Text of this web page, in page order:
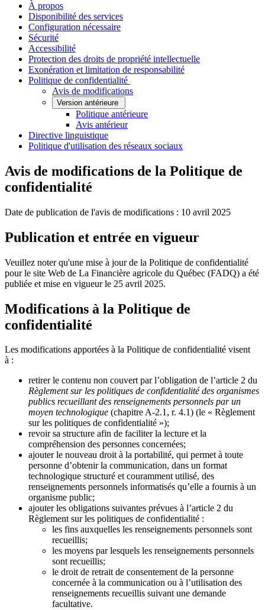
À propos
Disponibilité des services
Configuration nécessaire
Sécurité
Accessibilité
Protection des droits de propriété intellectuelle
Exonération et limitation de responsabilité
­Politique de confidentialité
Avis de modifications
Version antérieure
Politique antérieure
Avis antérieur
Directive linguistique
Politique d'utilisation des réseaux sociaux
Avis de modifications de la Politique de
confidentialité
Date de publication de l'avis de modifications : 10 avril 2025
Publication et entrée en vigueur
Veuillez noter qu'une mise à jour de la Politique de confidentialité
pour le site Web de La Financière agricole du Québec (FADQ) a été
publiée et mise en vigueur le 25 avril 2025.
Modifications à la Politique de
confidentialité
Les modifications apportées à la Politique de confidentialité visent
à :
retirer le contenu non couvert par l’obligation de l’article 2 du
Règlement sur les politiques de confidentialité des organismes
publics recueillant des renseignements personnels par un
moyen technologique (chapitre A-2.1, r. 4.1) (le « Règlement
sur les politiques de confidentialité »);
revoir sa structure afin de faciliter la lecture et la
compréhension des personnes concernées;
ajouter le nouveau droit à la portabilité, qui permet à toute
personne d’obtenir la communication, dans un format
technologique structuré et couramment utilisé, des
renseignements personnels informatisés qu’elle a fournis à un
organisme public;
ajouter les obligations suivantes prévues à l’article 2 du
Règlement sur les politiques de confidentialité :
les fins auxquelles les renseignements personnels sont
recueillis;
les moyens par lesquels les renseignements personnels
sont recueillis;
le droit de retrait de consentement de la personne
concernée à la communication ou à l’utilisation des
renseignements recueillis suivant une demande
facultative.